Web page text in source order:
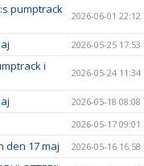
pumptrack
2026-06-01 22:12
2026-05-25 17:53
i
2026-05-24 11:34
2026-05-18 08:08
2026-05-17 09:01
den 17 maj 2026-05-16 16:58